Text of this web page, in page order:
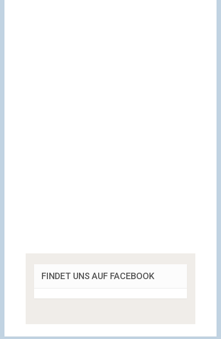
FINDET UNS AUF FACEBOOK